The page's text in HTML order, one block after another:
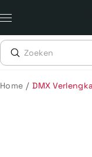
naar
content
Home / DMX